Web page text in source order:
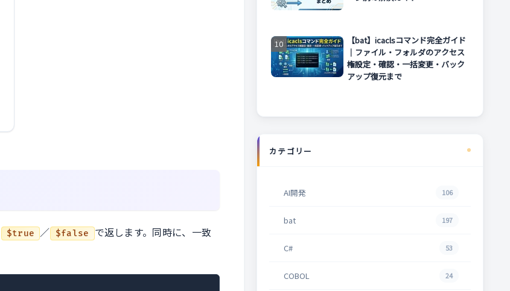
$true ／ $false
で返します。同時に、一致
【bat】icaclsコマンド完全ガイド
｜ファイル・フォルダのアクセス
権設定・確認・一括変更・バック
アップ復元まで
カテゴリー
AI開発 106
bat 197
C# 53
COBOL 24